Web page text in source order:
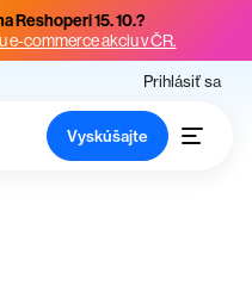
Reshoperi 15. 10.?
e-commerce akciu v ČR.
Prihlásiť sa
Vyskúšajte